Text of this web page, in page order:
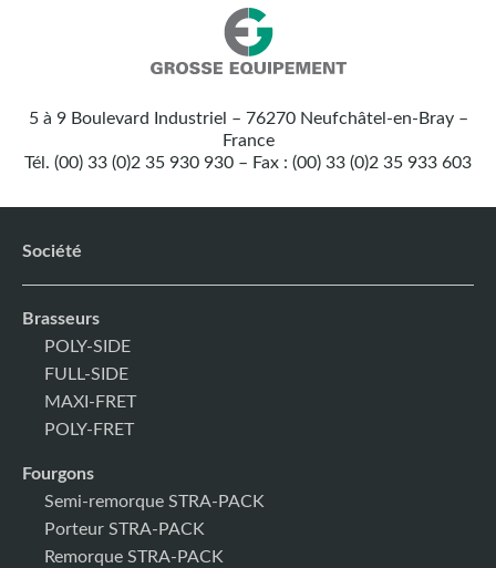
coordonnées
:
Equipement
5 à 9 Boulevard Industriel – 76270 Neufchâtel-en-Bray –
France
Tél. (00) 33 (0)2 35 930 930 – Fax : (00) 33 (0)2 35 933 603
Société
Brasseurs
POLY-SIDE
FULL-SIDE
MAXI-FRET
POLY-FRET
Fourgons
Semi-remorque STRA-PACK
Porteur STRA-PACK
Remorque STRA-PACK